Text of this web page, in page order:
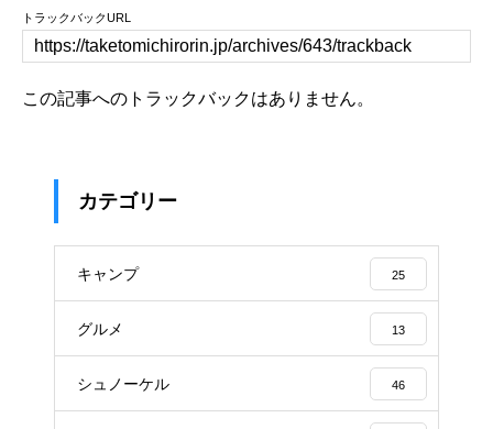
トラックバックURL
この記事へのトラックバックはありません。
カテゴリー
キャンプ 25
グルメ 13
シュノーケル 46